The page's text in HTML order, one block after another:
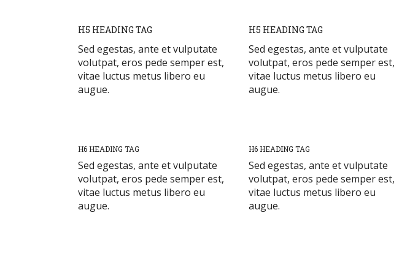
H5 HEADING TAG
Sed egestas, ante et vulputate
volutpat, eros pede semper est,
vitae luctus metus libero eu
augue.
H5 HEADING TAG
Sed egestas, ante et vulputate
volutpat, eros pede semper est,
vitae luctus metus libero eu
augue.
H6 HEADING TAG
Sed egestas, ante et vulputate
volutpat, eros pede semper est,
vitae luctus metus libero eu
augue.
H6 HEADING TAG
Sed egestas, ante et vulputate
volutpat, eros pede semper est,
vitae luctus metus libero eu
augue.